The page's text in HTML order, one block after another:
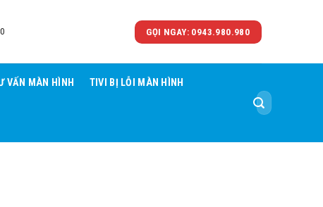
GỌI NGAY: 0943.980.980
VẤN MÀN HÌNH TIVI BỊ LỖI MÀN HÌNH
Tìm
kiếm: